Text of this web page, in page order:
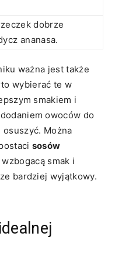
dobrze
⁣ananasa.
ważna‌ jest także
wybierać te w
smakiem i
owoców⁤ do
Można
sosów
smak i
bardziej wyjątkowy.